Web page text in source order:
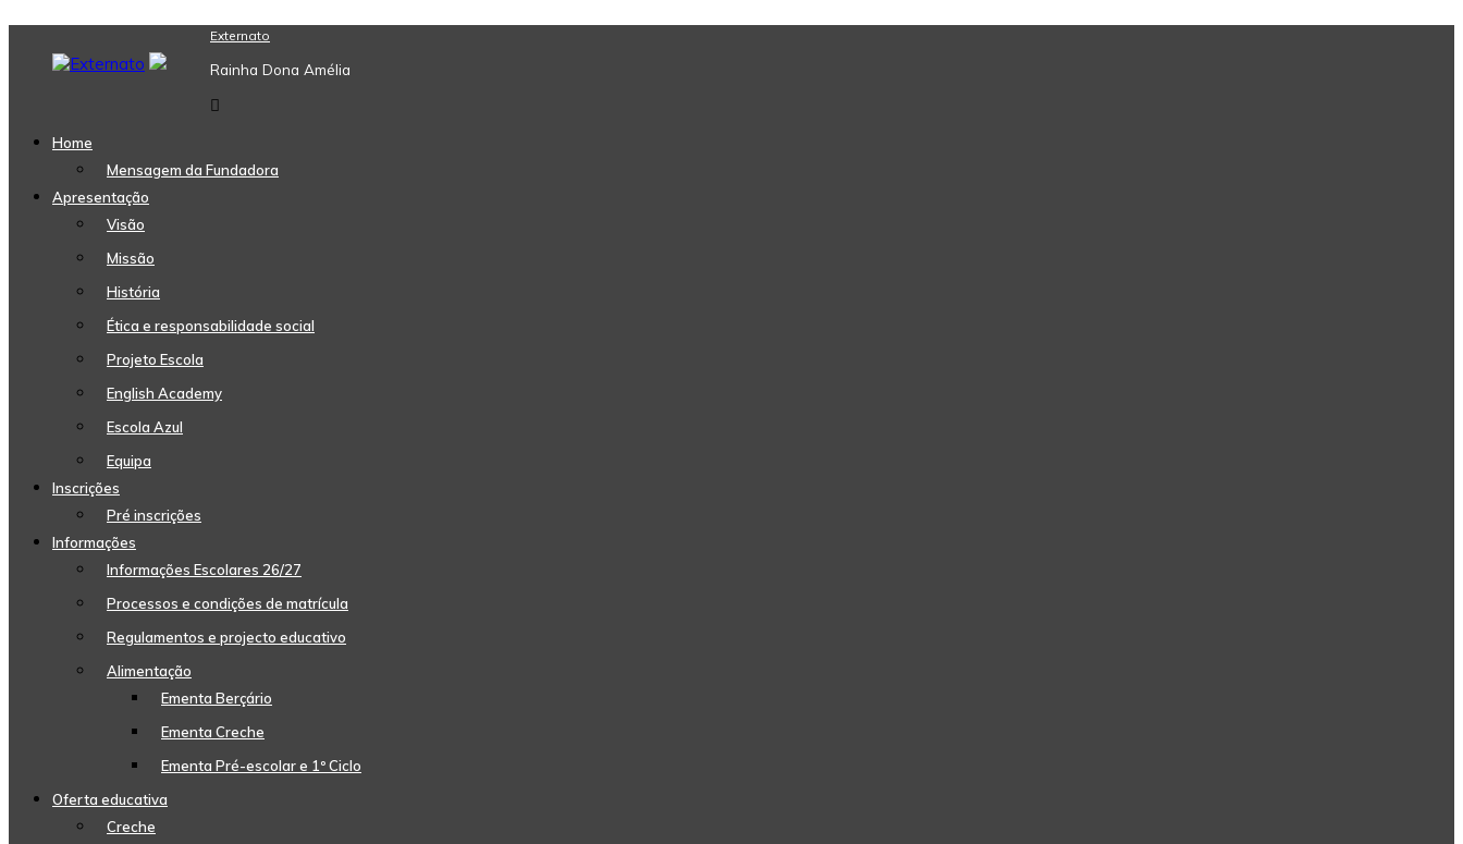
content
Externato
Rainha Dona Amélia
Home
Mensagem da Fundadora
Apresentação
Visão
Missão
História
Ética e responsabilidade social
Projeto Escola
English Academy
Escola Azul
Equipa
Inscrições
Pré inscrições
Informações
Informações Escolares 26/27
Processos e condições de matrícula
Regulamentos e projecto educativo
Alimentação
Ementa Berçário
Ementa Creche
Ementa Pré-escolar e 1º Ciclo
Oferta educativa
Creche